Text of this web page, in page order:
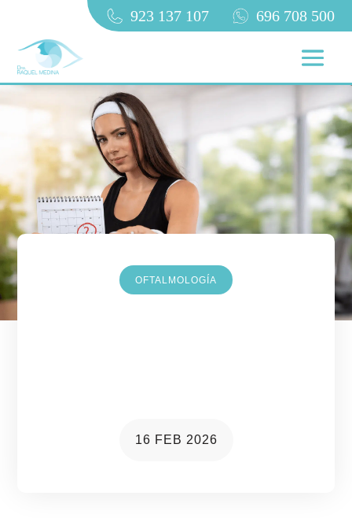
923 137 107 696 708 500
OFTALMOLOGÍA
16 FEB 2026